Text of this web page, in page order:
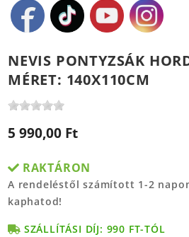
NEVIS PONTYZSÁK
MÉRET: 140X110CM
5 990,00 Ft
RAKTÁRON
A rendeléstől számított 1-2
kaphatod!
SZÁLLÍTÁSI DÍJ: 990 FT-TÓL